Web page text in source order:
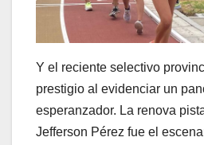
Y el reciente selectivo
prestigio al evidenciar un
esperanzador. La renova
Jefferson Pérez fue el